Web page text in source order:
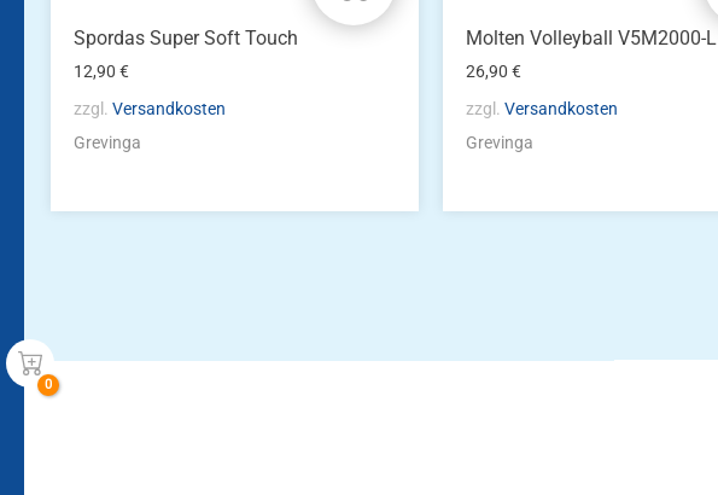
Spordas Super Soft Touch
12,90€
zzgl.Versandkosten
Grevinga
Molten Volleyball V5M2000-L
26,90€
zzgl.Versandkosten
Grevinga